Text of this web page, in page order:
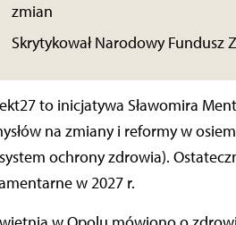
zmian
Skrytykował Narodowy Fundusz
to inicjatywa Sławomira
na zmiany i reformy w
ochrony zdrowia).
w 2027 r.